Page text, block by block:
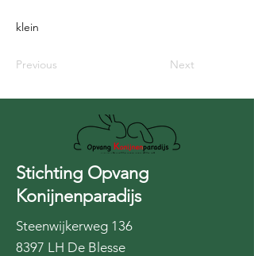
klein
Previous Next
Stichting Opvang
Konijnenparadijs
Steenwijkerweg 136
8397 LH De Blesse